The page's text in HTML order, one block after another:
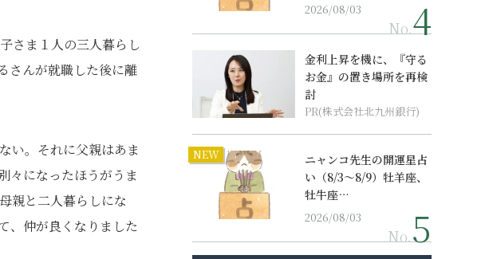
さま１人の三人暮らし
さんが就職した後に離
い。それに父親はあま
々になったほうがうま
親と二人暮らしにな
、仲が良くなりました
2026/08/03
No.
金利上昇を機に、『守る
お金』の置き場所を再検
討
PR(株式会社北九州銀行)
NEW
ニャンコ先生の開運星占
い（8/3～8/9）牡羊座、
牡牛座…
2026/08/03
No.